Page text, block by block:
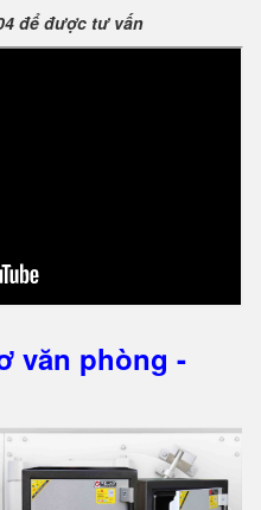
để được tư vấn
văn phòng -